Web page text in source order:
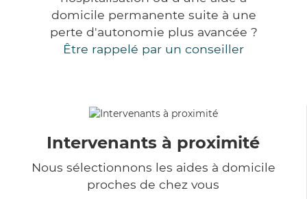
domicile permanente suite à une
perte d'autonomie plus avancée ?
Être rappelé par un conseiller
Intervenants à proximité
Nous sélectionnons les aides à domicile
proches de chez vous